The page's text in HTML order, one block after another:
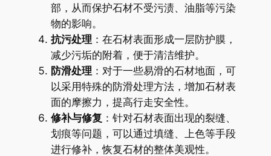
部，从而保护石材不受污渍、油脂等污染
物的影响。
抗污处理 ：在石材表面形成一层防护膜，
减少污垢的附着，便于清洁维护。
防滑处理 ：对于一些易滑的石材地面，可
以采用特殊的防滑处理方法，增加石材表
面的摩擦力，提高行走安全性。
修补与修复 ：针对石材表面出现的裂缝、
划痕等问题，可以通过填缝、上色等手段
进行修补，恢复石材的整体美观性。